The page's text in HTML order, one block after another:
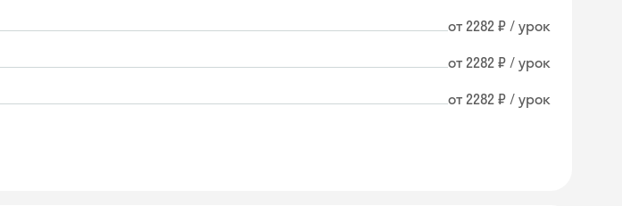
от 2282 ₽ / урок
от 2282 ₽ / урок
от 2282 ₽ / урок